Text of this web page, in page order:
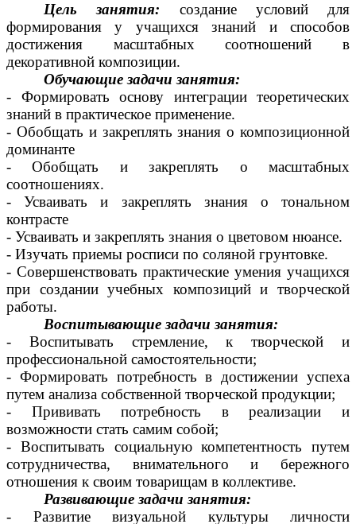
Цель занятия: создание условий для
формирования у учащихся знаний и способов
достижения масштабных соотношений в
декоративной композиции.
Обучающие задачи занятия:
- Формировать основу интеграции теоретических
знаний в практическое применение.
- Обобщать и закреплять знания о композиционной
доминанте
- Обобщать и закреплять о масштабных
соотношениях.
- Усваивать и закреплять знания о тональном
контрасте
- Усваивать и закреплять знания о цветовом нюансе.
- Изучать приемы росписи по соляной грунтовке.
- Совершенствовать практические умения учащихся
при создании учебных композиций и творческой
работы.
Воспитывающие задачи занятия:
- Воспитывать стремление, к творческой и
профессиональной самостоятельности;
- Формировать потребность в достижении успеха
путем анализа собственной творческой продукции;
- Прививать потребность в реализации и
возможности стать самим собой;
- Воспитывать социальную компетентность путем
сотрудничества, внимательного и бережного
отношения к своим товарищам в коллективе.
Развивающие задачи занятия:
- Развитие визуальной культуры личности